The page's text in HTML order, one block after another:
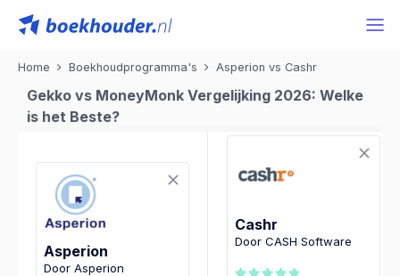
Home Boekhoudprogramma's Asperion vs Cashr
Gekko vs MoneyMonk Vergelijking 2026: Welke
is het Beste?
Asperion
Door Asperion
Cashr
Door CASH Software